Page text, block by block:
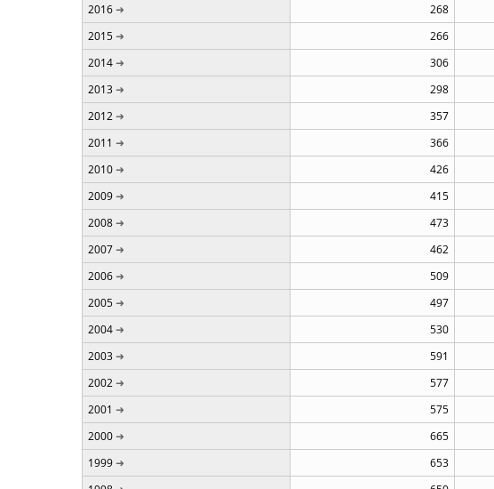
2016
268
2015
266
2014
306
2013
298
2012
357
2011
366
2010
426
2009
415
2008
473
2007
462
2006
509
2005
497
2004
530
2003
591
2002
577
2001
575
2000
665
1999
653